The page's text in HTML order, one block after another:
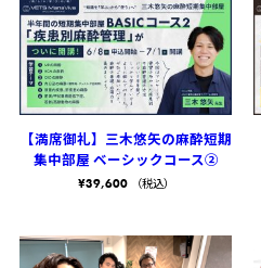
【満席御礼】三木悠矢の麻酔短期
集中部屋 ベーシックコース②
¥39,600 （税込）